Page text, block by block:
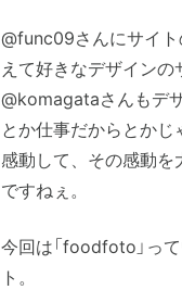
@func09さんにサイ
えて好きなデザイン
@komagataさんもデ
とか仕事だからとか
感動して、その感動
ですねぇ。
今回は「foodfoto」っ
ト。